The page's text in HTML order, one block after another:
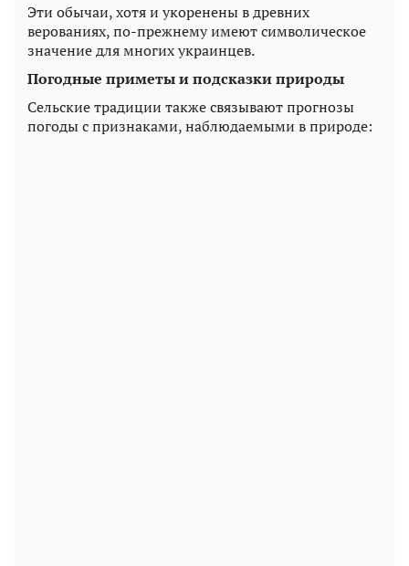
Эти обычаи, хотя и укоренены в древних
верованиях, по-прежнему имеют символическое
значение для многих украинцев.
Погодные приметы и подсказки природы
Сельские традиции также связывают прогнозы
погоды с признаками, наблюдаемыми в природе: